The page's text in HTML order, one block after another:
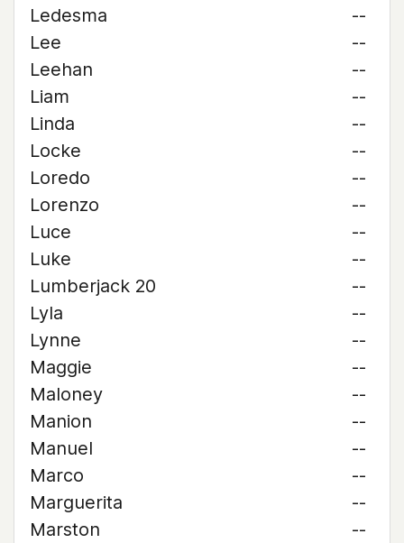
Ledesma
--
Lee
--
Leehan
--
Liam
--
Linda
--
Locke
--
Loredo
--
Lorenzo
--
Luce
--
Luke
--
Lumberjack 20
--
Lyla
--
Lynne
--
Maggie
--
Maloney
--
Manion
--
Manuel
--
Marco
--
Marguerita
--
Marston
--